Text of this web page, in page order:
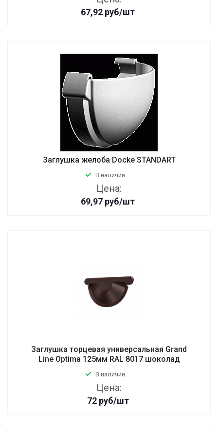
67,92 руб/шт
Заглушка желоба Docke STANDART
В наличии
Цена:
69,97 руб/шт
Заглушка торцевая универсальная Grand
Line Optima 125мм RAL 8017 шоколад
В наличии
Цена:
72 руб/шт